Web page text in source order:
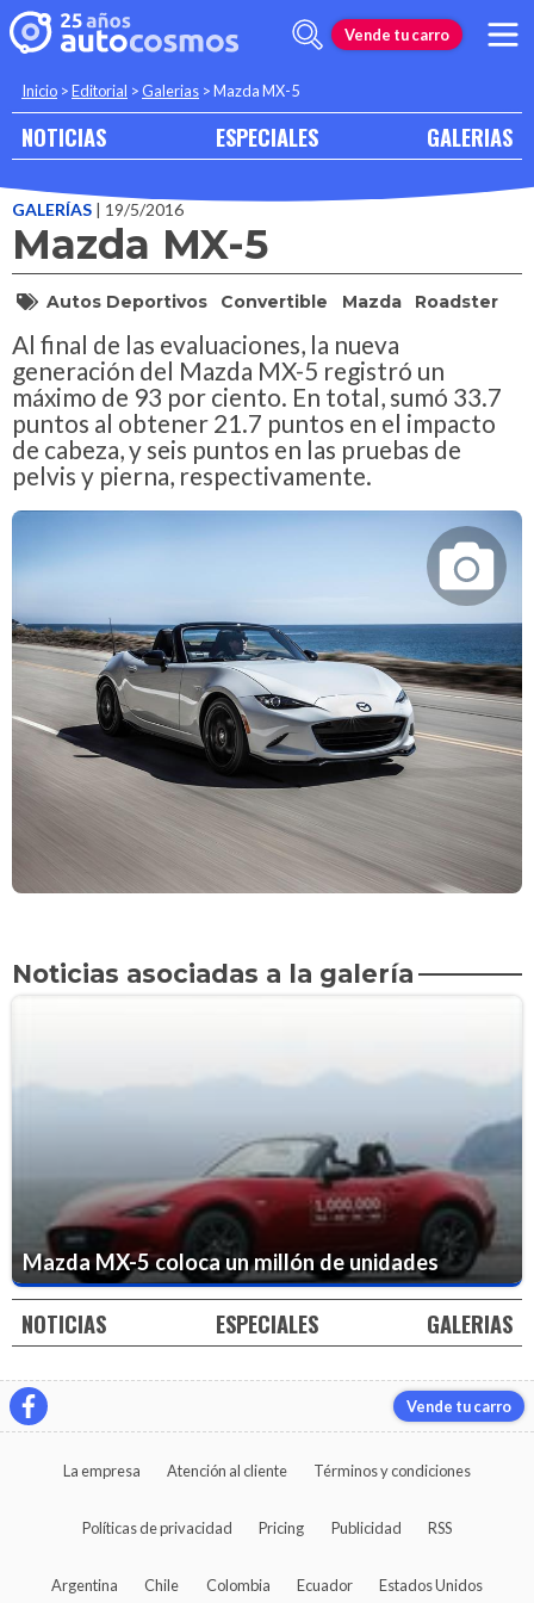
Vende tu carro
Inicio >Editorial >Galerias >Mazda MX-5
NOTICIAS ESPECIALES GALERIAS
GALERÍAS | 19/5/2016
Mazda MX-5
Autos Deportivos Convertible Mazda Roadster
Al final de las evaluaciones, la nueva
generación del Mazda MX-5 registró un
máximo de 93 por ciento. En total, sumó 33.7
puntos al obtener 21.7 puntos en el impacto
de cabeza, y seis puntos en las pruebas de
pelvis y pierna, respectivamente.
Noticias asociadas a la galería
Mazda MX-5 coloca un millón de unidades
NOTICIAS ESPECIALES GALERIAS
Vende tu carro
La empresa Atención al cliente Términos y condiciones
Políticas de privacidad Pricing Publicidad RSS
Argentina Chile Colombia Ecuador Estados Unidos